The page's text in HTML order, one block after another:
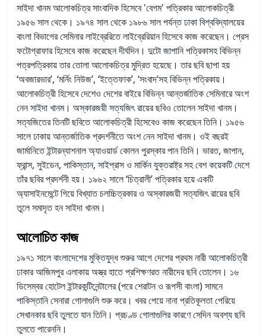
সাইদা খানম আলোকচিত্র সাংবাদিক হিসেবে 'বেগম' পত্রিকার আলোকচিত্রী
১৯৫৬ সাল থেকে। ১৯৭৪ সাল থেকে ১৯৮৬ সাল পর্যন্ত ঢাকা বিশ্ববিদ্যালয়ের
বাংলা বিভাগের সেমিনার লাইব্রেরিতে লাইব্রেরিয়ান হিসেবে কাজ করেছেন। প্রেস
ফটোগ্রাফার হিসেবে কাজ করেছেন দীর্ঘদিন। দুটো জাপানি পত্রিকাসহ বিভিন্ন
পত্রপত্রিকায় তার তোলা আলোকচিত্র মুদ্রিত হয়েছে। তার ছবি ছাপা হয়
‘অবজারভার’, ‘মর্নিং নিউজ’, ‘ইত্তেফাক’, ‘সংবাদ’সহ বিভিন্ন পত্রিকায়।
আলোকচিত্রী হিসেবে দেশেও দেশের বাইরে বিভিন্ন আন্তর্জাতিক সেমিনারে অংশ
নেন সাইদা খানম। অস্কারজয়ী সত্যজিৎ​ রায়ের ছবিও তোলেন সাইদা খানম।
সত্যজিতের তিনটি ছবিতে আলোকচিত্রী হিসেবেও কাজ করেছেন তিনি। ১৯৫৬
সালে ঢাকায় আন্তর্জাতিক প্রদর্শনীতে অংশ নেন সাইদা খানম। ওই বছরই
জার্মানিতে ইন্টারন্যাশনাল অ্যাওয়ার্ড কোলন পুরস্কার পান তিনি। ভারত, জাপান,
ফ্রান্স, সুইডেন, পাকিস্তান, সাইপ্রাস ও মার্কিন যুক্তরাষ্ট্র সহ বেশ কয়েকটি দেশে
তাঁর ছবির প্রদর্শনী হয়। ১৯৬২ সালে ‘চিত্রালী’ পত্রিকার হয়ে একটি
অ্যাসাইনমেন্টে গিয়ে বিখ্যাত চলচ্চিত্রকার ও অস্কারজয়ী সত্যজিৎ রায়ের ছবি
তুলে সমাদৃত হন সাইদা খানম।
আলোচিত কাজ
১৯৭১ সালে বাংলাদেশের মুক্তিযুদ্ধ শুরুর আগে দেশের প্রথম নারী আলোকচিত্রী
ঢাকার আজিমপুর এলাকায় অস্ত্র হাতে প্রশিক্ষণরত নারীদের ছবি তোলেন। ১৬
ডিসেম্বর হোটেল ইন্টারকন্টিনেন্টালের (পরে শেরাটন ও রূপসী বাংলা) সামনে
পাকিস্তানি সেনারা গোলাগুলি শুরু করে। খবর পেয়ে নানা প্রতিকূলতা পেরিয়ে
সেখানকার ছবি তুলতে যান তিনি। প্রচণ্ড গোলাগুলির কারণে সেদিন অবশ্য ছবি
তুলতে পারেননি।